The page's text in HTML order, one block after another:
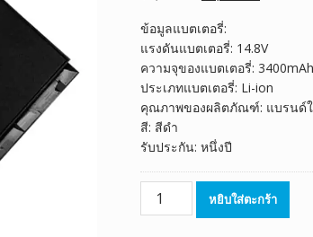
was:
฿2,330.00.฿1,295.00.
ข้อมูลแบตเตอรี่:
แรงดันแบตเตอรี่: 14.8V
ความจุของแบตเตอรี่:
ประเภทแบตเตอรี่: Li-ion
คุณภาพของผลิตภัณฑ์: แบรนด์
สี: สีดำ
รับประกัน: หนึ่งปี
จำนวน
แบตเตอรี่
หยิบใส่ตะกร้า